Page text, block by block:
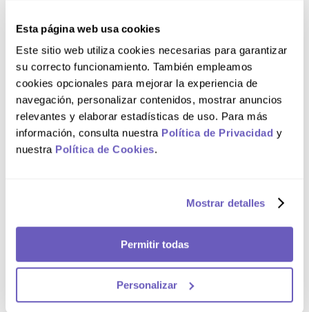
Esta página web usa cookies
Este sitio web utiliza cookies necesarias para garantizar
su correcto funcionamiento. También empleamos
cookies opcionales para mejorar la experiencia de
navegación, personalizar contenidos, mostrar anuncios
relevantes y elaborar estadísticas de uso. Para más
información, consulta nuestra Política de Privacidad y
nuestra Política de Cookies.
Mostrar detalles
Permitir todas
Personalizar
en pacientes con síndrome de Cockayne que usan
Cockayne, su médico controlará su función hepática
con frecuencia durante y después del tratamiento
con metronidazol. Informe a su médico de inmediato y
deje de tomar metronidazol si experimenta dolores de
estómago, anorexia, náuseas, vómitos, fiebre,
malestar, fatiga, ictericia, orina oscura, heces blandas
de color gris verdoso o picazón. En niñas, este
medicamento debe usarse solo cuando sea
absolutamente necesario y bajo la supervisión directa
de un médico. Para mayor información, leer el inserto.
Cada óvulo de METROZOL® NF contiene:
Metronidazol, 500 mg; Clotrimazol, 100 mg.
Comentarios